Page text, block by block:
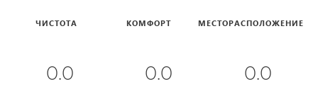
ЧИСТОТА КОМФОРТ МЕСТОРАСПОЛОЖЕНИЕ
0.0 0.0 0.0